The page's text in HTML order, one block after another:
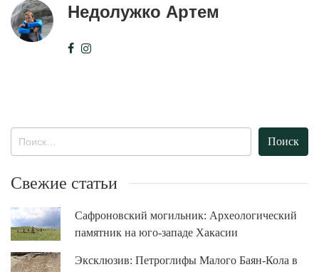
Недолужко Артем
Свежие статьи
Сафроновский могильник: Археологический
памятник на юго-западе Хакасии
Эксклюзив: Петроглифы Малого Баян-Кола в